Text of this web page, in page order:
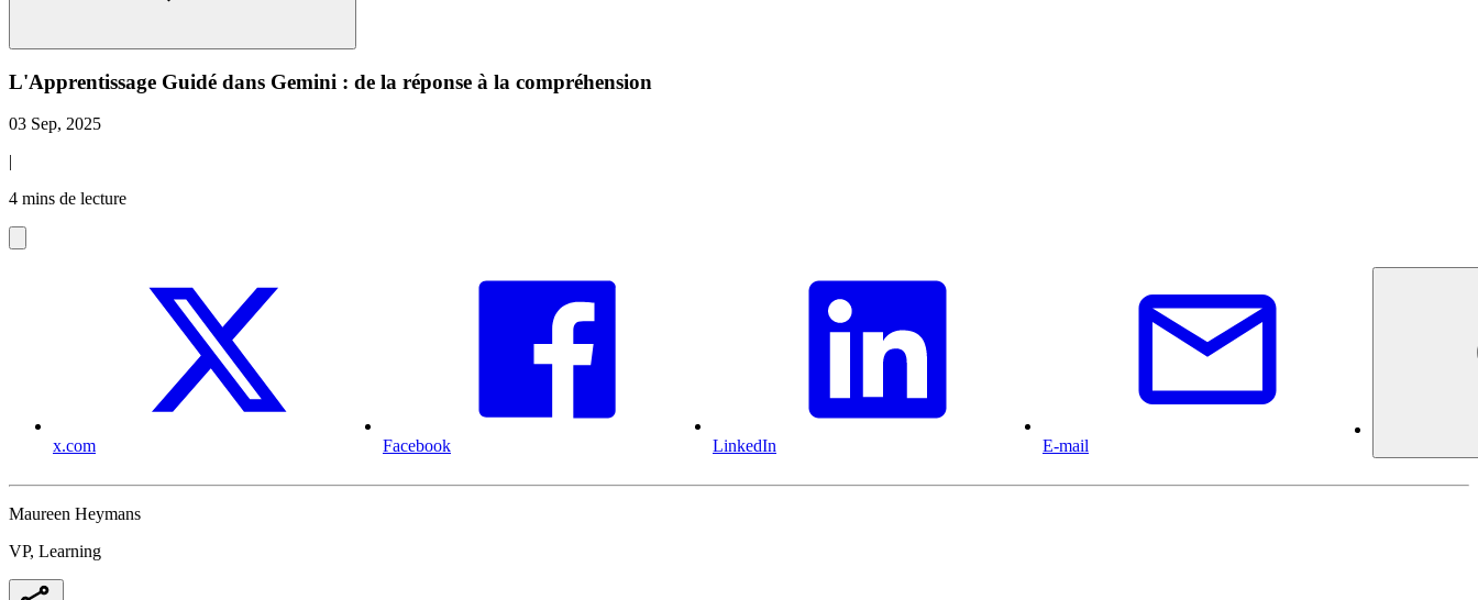
L'Apprentissage Guidé dans Gemini : de la réponse à la compréhension
03 Sep, 2025
|
4 mins de lecture
x.com Facebook LinkedIn E-mail
Maureen Heymans
VP, Learning